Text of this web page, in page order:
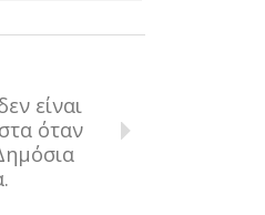
είναι
όταν